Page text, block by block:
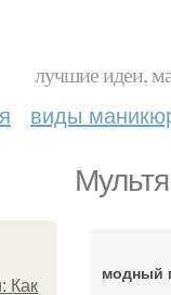
лучшие идеи,
виды
Как
модный